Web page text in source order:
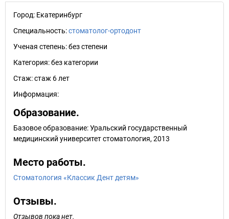
Город: Екатеринбург
Специальность:стоматолог-ортодонт
Ученая степень:без степени
Категория:без категории
Стаж:стаж 6 лет
Информация:
Образование.
Базовое образование: Уральский государственный
медицинский университет стоматология, 2013
Место работы.
Стоматология «Классик Дент детям»
Отзывы.
Отзывов пока нет.